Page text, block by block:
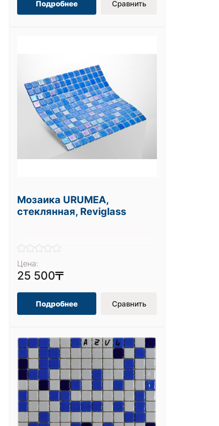
Подробнее Сравнить
Мозаика URUMEA,
стеклянная, Reviglass
Цена:
25 500
Подробнее Сравнить